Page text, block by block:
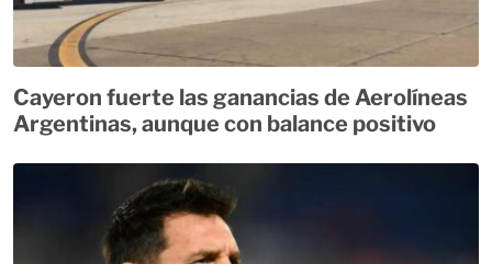
Cayeron fuerte las ganancias de Aerolíneas
Argentinas, aunque con balance positivo